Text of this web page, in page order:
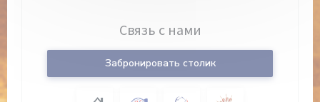
Связь с нами
Забронировать столик